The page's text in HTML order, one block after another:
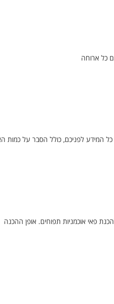
כל ארוחה
המידע לפניכם, כולל הסבר על כמות
פאי אוכמניות תפוחים. אופן ההכנה